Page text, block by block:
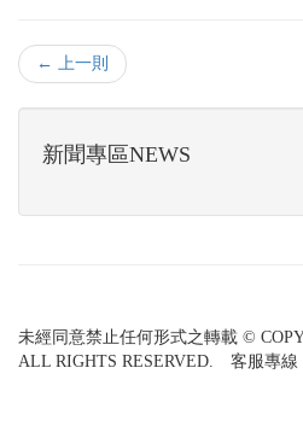
← 上一則
新聞專區NEWS
未經同意禁止任何形式之轉載 ©
ALL RIGHTS RESERVED. 客服專線